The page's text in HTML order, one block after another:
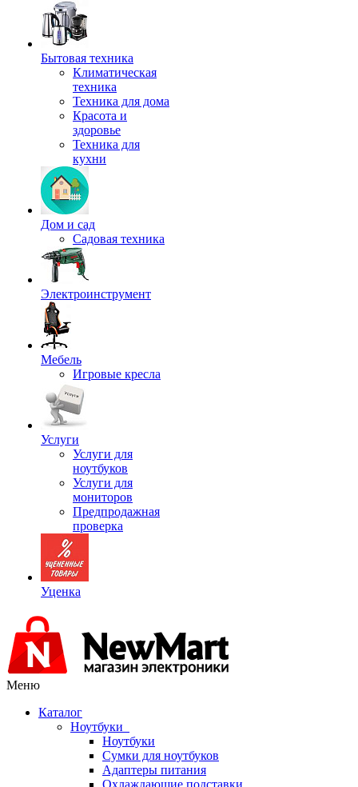
Бытовая техника
Климатическая
техника
Техника для дома
Красота и
здоровье
Техника для
кухни
Дом и сад
Садовая техника
Электроинструмент
Мебель
Игровые кресла
Услуги
Услуги для
ноутбуков
Услуги для
мониторов
Предпродажная
проверка
Уценка
Меню
Каталог
Ноутбуки
Ноутбуки
Сумки для ноутбуков
Адаптеры питания
Охлаждающие подставки